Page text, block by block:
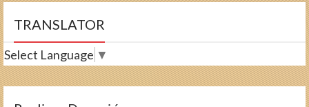
TRANSLATOR
Select Language ▼